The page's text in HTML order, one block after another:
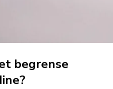
begrense